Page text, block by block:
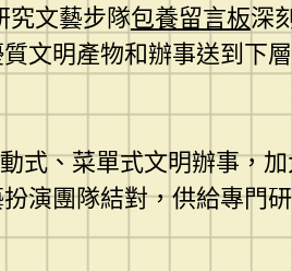
究文藝步隊包養留言板深
文明產物和辦事送到下
式、菜單式文明辦事，
演團隊結對，供給專門